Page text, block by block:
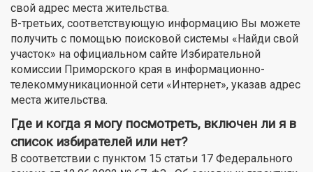
свой адрес места жительства.
В-третьих, соответствующую информацию Вы можете
получить с помощью поисковой системы «Найди свой
участок» на официальном сайте Избирательной
комиссии Приморского края в информационно-
телекоммуникационной сети «Интернет», указав адрес
места жительства.
Где и когда я могу посмотреть, включен ли я в
список избирателей или нет?
В соответствии с пунктом 15 статьи 17 Федерального